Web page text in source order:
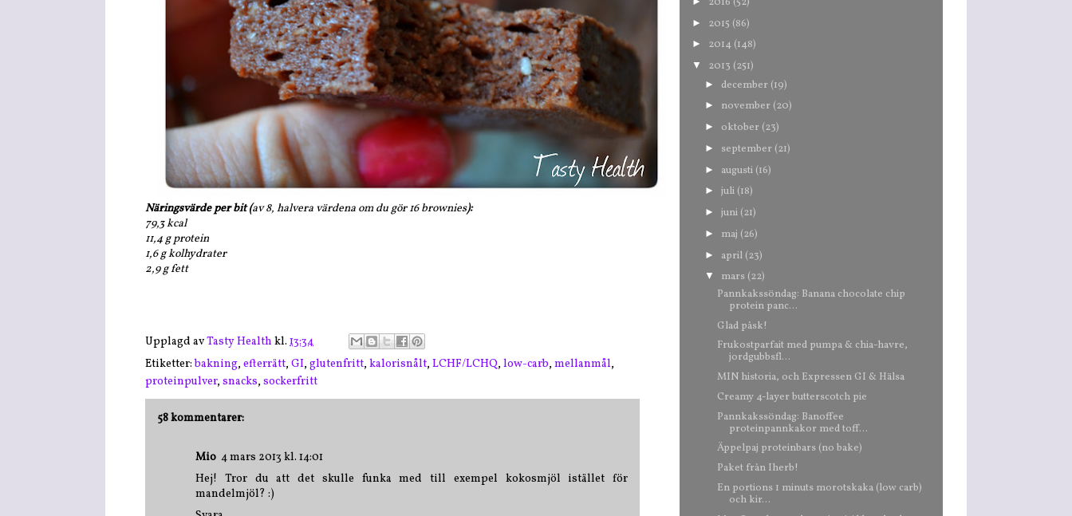
Näringsvärde per bit (av 8, halvera värdena om du gör 16 brownies):
79,3 kcal
11,4 g protein
1,6 g kolhydrater
2,9 g fett
Upplagd avTasty Health kl. 13:34
Etiketter:bakning, efterrätt, GI, glutenfritt, kalorisnålt, LCHF/LCHQ, low-carb, mellanmål,
proteinpulver, snacks, sockerfritt
58 kommentarer:
Mio 4 mars 2013 kl. 14:01
Hej! Tror du att det skulle funka med till exempel kokosmjöl istället för
mandelmjöl? :)
► 2015 (86)
► 2014 (148)
▼ 2013 (251)
► december (19)
► november (20)
► oktober (23)
► september (21)
► augusti (16)
► juli (18)
► juni (21)
► maj (26)
► april (23)
▼ mars (22)
Pannkakssöndag: Banana chocolate chip
protein panc...
Glad påsk!
Frukostparfait med pumpa & chia-havre,
jordgubbsfl...
MIN historia, och Expressen GI & Hälsa
Creamy 4-layer butterscotch pie
Pannkakssöndag: Banoffee
proteinpannkakor med toff...
Äppelpaj proteinbars (no bake)
Paket från Iherb!
En portions 1 minuts morotskaka (low carb)
och kir...